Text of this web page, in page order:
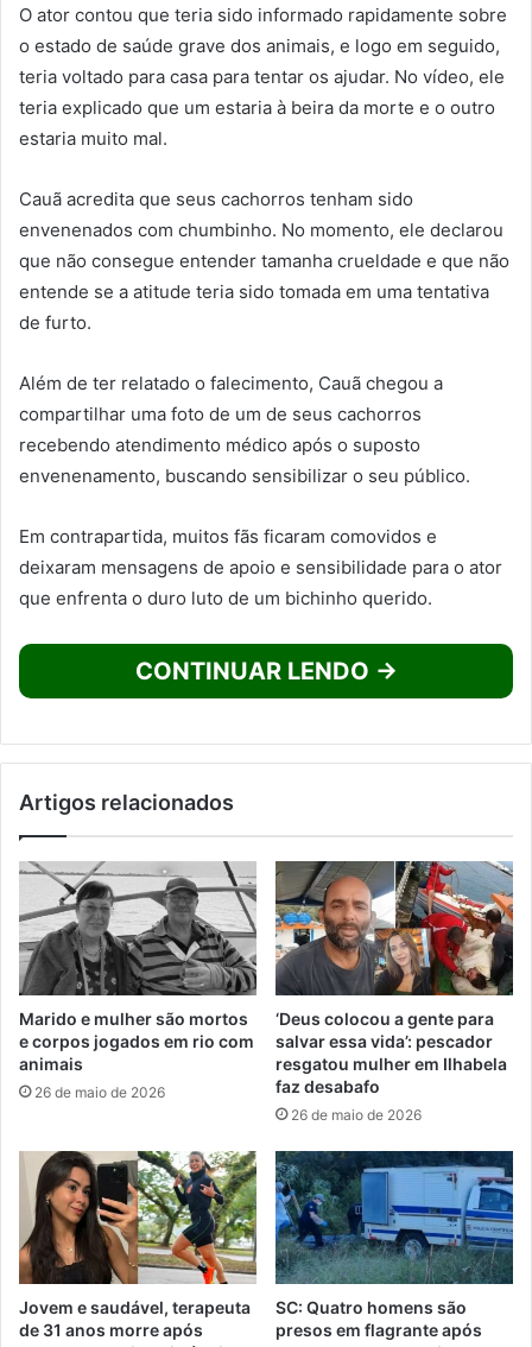
O ator contou que teria sido informado rapidamente sobre
o estado de saúde grave dos animais, e logo em seguido,
teria voltado para casa para tentar os ajudar. No vídeo, ele
teria explicado que um estaria à beira da morte e o outro
estaria muito mal.
Cauã acredita que seus cachorros tenham sido
envenenados com chumbinho. No momento, ele declarou
que não consegue entender tamanha crueldade e que não
entende se a atitude teria sido tomada em uma tentativa
de furto.
Além de ter relatado o falecimento, Cauã chegou a
compartilhar uma foto de um de seus cachorros
recebendo atendimento médico após o suposto
envenenamento, buscando sensibilizar o seu público.
Em contrapartida, muitos fãs ficaram comovidos e
deixaram mensagens de apoio e sensibilidade para o ator
que enfrenta o duro luto de um bichinho querido.
CONTINUAR LENDO →
Artigos relacionados
Marido e mulher são mortos
e corpos jogados em rio com
animais
26 de maio de 2026
‘Deus colocou a gente para
salvar essa vida’: pescador
resgatou mulher em Ilhabela
faz desabafo
26 de maio de 2026
Jovem e saudável, terapeuta
de 31 anos morre após
SC: Quatro homens são
presos em flagrante após